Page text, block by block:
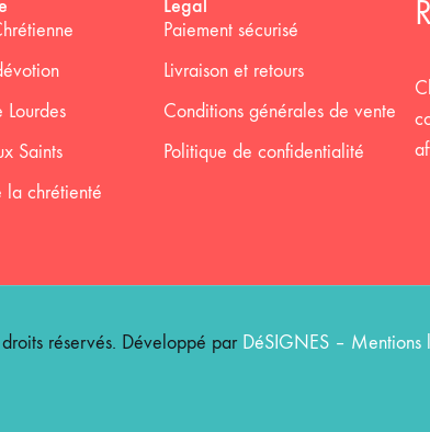
Lourdes
Saints
la chrétienté
Legal
Paiement sécurisé
Livraison et retours
Conditions générales de vente
Politique de confidentialité
réservés. Développé par DéSIGNES– Mentions